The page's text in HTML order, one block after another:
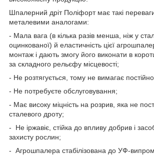
Шпалерний дріт Поліфорт має такі
металевими аналогами:
- Мала вага (в кілька разів менша, ніж у
оцинкованої) й еластичність цієї
монтаж і дають змогу його виконати в
за складного рельєфу місцевості;
- Не розтягується, тому не вимагає
- Не потребуєте обслуговування;
- Має високу міцність на розрив, яка не
сталевого дроту;
- Не іржавіє, стійка до впливу добрив і
захисту рослин;
- Агрошпалера стабілізована до УФ-